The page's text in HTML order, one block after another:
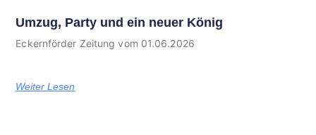
Umzug, Party und ein neuer König
Eckernförder Zeitung vom 01.06.2026
Weiter Lesen